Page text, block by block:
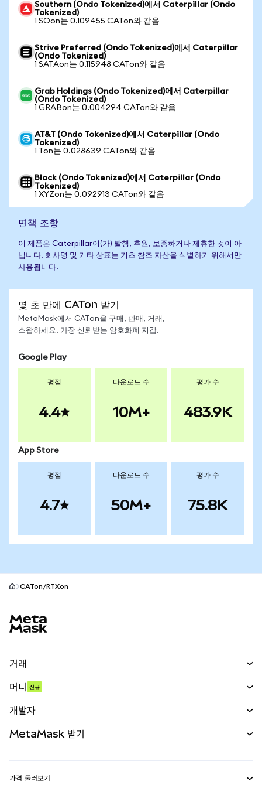
Southern (Ondo Tokenized)에서 Caterpillar (Ondo
Tokenized)
1 SOon는 0.109455 CATon와 같음
Strive Preferred (Ondo Tokenized)에서 Caterpillar
(Ondo Tokenized)
1 SATAon는 0.115948 CATon와 같음
Grab Holdings (Ondo Tokenized)에서 Caterpillar
(Ondo Tokenized)
1 GRABon는 0.004294 CATon와 같음
AT&T (Ondo Tokenized)에서 Caterpillar (Ondo
Tokenized)
1 Ton는 0.028639 CATon와 같음
Block (Ondo Tokenized)에서 Caterpillar (Ondo
Tokenized)
1 XYZon는 0.092913 CATon와 같음
면책 조항
이 제품은 Caterpillar이(가) 발행, 후원, 보증하거나 제휴한 것이 아
닙니다. 회사명 및 기타 상표는 기초 참조 자산을 식별하기 위해서만
사용됩니다.
몇 초 만에 CATon 받기
MetaMask에서 CATon을 구매, 판매, 거래,
스왑하세요. 가장 신뢰받는 암호화폐 지갑.
Google Play
평점
4.4
다운로드 수
10M+
평가 수
483.9K
App Store
평점
4.7
다운로드 수
50M+
평가 수
75.8K
CATon/RTXon
거래
무기한 선물
실물자산
머니 신규
개발자
MetaMask 받기
가격 둘러보기